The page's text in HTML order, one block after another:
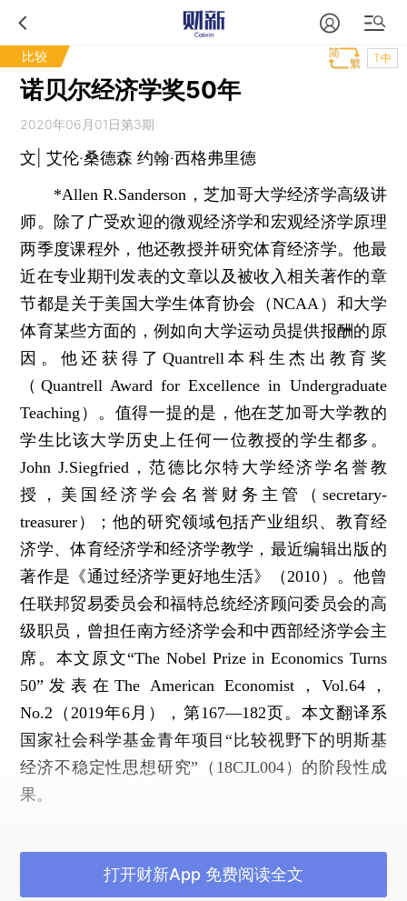
比较 T中
诺贝尔经济学奖50年
2020年06月01日第3期
文| 艾伦·桑德森 约翰·西格弗里德
*Allen R.Sanderson，芝加哥大学经济学高级讲
师。除了广受欢迎的微观经济学和宏观经济学原理
两季度课程外，他还教授并研究体育经济学。他最
近在专业期刊发表的文章以及被收入相关著作的章
节都是关于美国大学生体育协会（NCAA）和大学
体育某些方面的，例如向大学运动员提供报酬的原
因。他还获得了Quantrell本科生杰出教育奖
（Quantrell Award for Excellence in Undergraduate
Teaching）。值得一提的是，他在芝加哥大学教的
学生比该大学历史上任何一位教授的学生都多。
John J.Siegfried，范德比尔特大学经济学名誉教
授，美国经济学会名誉财务主管（secretary-
treasurer）；他的研究领域包括产业组织、教育经
济学、体育经济学和经济学教学，最近编辑出版的
著作是《通过经济学更好地生活》（2010）。他曾
任联邦贸易委员会和福特总统经济顾问委员会的高
级职员，曾担任南方经济学会和中西部经济学会主
席。本文原文“The Nobel Prize in Economics Turns
50”发表在The American Economist，Vol.64，
No.2（2019年6月），第167—182页。本文翻译系
国家社会科学基金青年项目“比较视野下的明斯基
经济不稳定性思想研究”（18CJL004）的阶段性成
果。
献，同时也感谢匿名审稿人的有益微调。作者声
明，就本文的研究、署名和/或发表，没有潜在的利
打开财新App 免费阅读全文